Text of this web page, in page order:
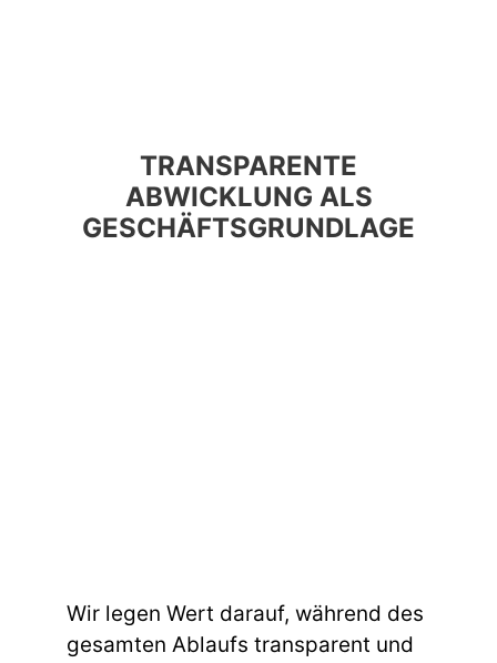
TRANSPARENTE
ABWICKLUNG ALS
GESCHÄFTSGRUNDLAGE
Wir legen Wert darauf, während des
gesamten Ablaufs transparent und